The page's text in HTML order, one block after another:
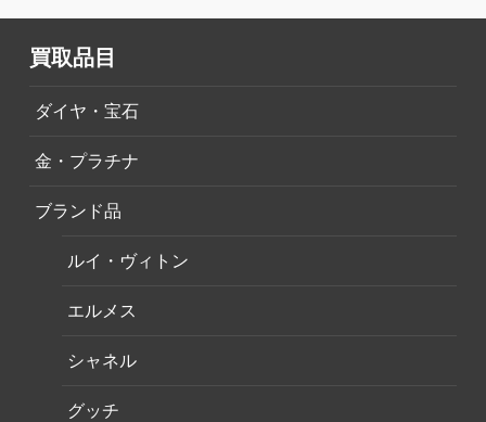
買取品目
ダイヤ・宝石
金・プラチナ
ブランド品
ルイ・ヴィトン
エルメス
シャネル
グッチ